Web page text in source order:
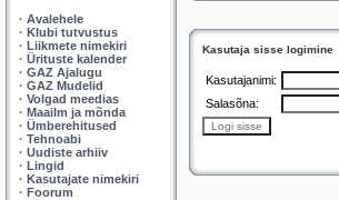
· Avalehele
· Klubi tutvustus
· Liikmete nimekiri
· Ürituste kalender
· GAZ Ajalugu
· GAZ Mudelid
· Volgad meedias
· Maailm ja mõnda
· Ümberehitused
· Tehnoabi
· Uudiste arhiiv
· Lingid
· Kasutajate nimekiri
· Foorum
Kasutaja sisse logimine
Kasutajanimi:
Salasõna: